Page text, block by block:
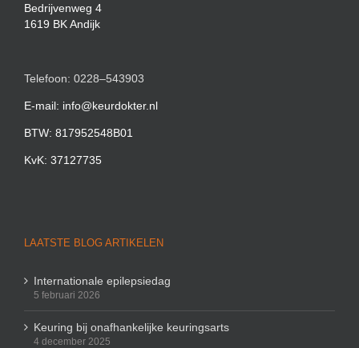
Bedrijvenweg 4
1619 BK Andijk
Telefoon: 0228–543903
E-mail: info@keurdokter.nl
BTW: 817952548B01
KvK: 37127735
LAATSTE BLOG ARTIKELEN
Internationale epilepsiedag
5 februari 2026
Keuring bij onafhankelijke keuringsarts
4 december 2025